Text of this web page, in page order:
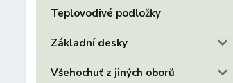
Teplovodivé podložky
Základní desky
Všehochuť z jiných oborů